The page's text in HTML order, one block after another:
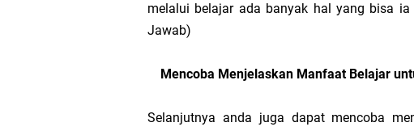
melalui belajar ada banyak hal yang bisa
Jawab)
Mencoba Menjelaskan Manfaat Belajar
Selanjutnya anda juga dapat mencoba